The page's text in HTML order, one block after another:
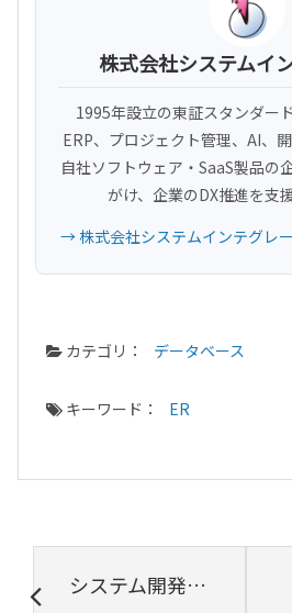
株式会社システムイ
1995年設立の東証スタンダー
ERP、プロジェクト管理、AI、
自社ソフトウェア・SaaS製品の
がけ、企業のDX推進を支
→ 株式会社システムインテグレ
カテゴリ： データベース
キーワード： ER
システム開発の「上流工程」とは？下流工程との違いや流れ、ポイントを解説